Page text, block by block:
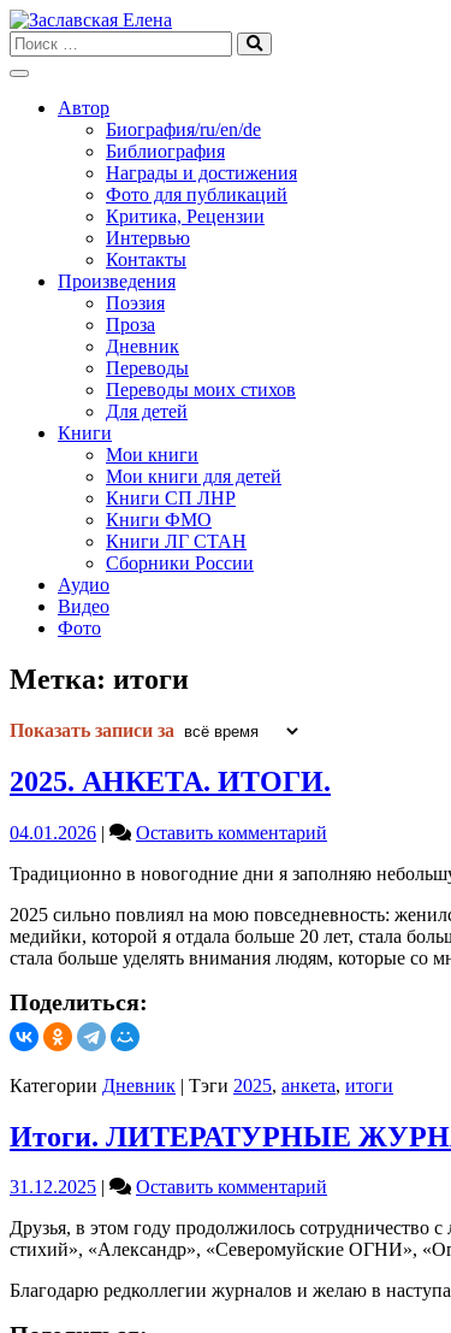
Skip
to
content
Автор
Биография/ru/en/de
Библиография
Награды и достижения
Фото для публикаций
Критика, Рецензии
Интервью
Контакты
Произведения
Поэзия
Проза
Дневник
Переводы
Переводы моих стихов
Для детей
Книги
Мои книги
Мои книги для детей
Книги СП ЛНР
Книги ФМО
Книги ЛГ СТАН
Сборники России
Аудио
Видео
Фото
Метка: итоги
Показать записи за
2025. АНКЕТА. ИТОГИ.
04.01.2026 | Оставить комментарий
АНКЕТА.
Традиционно в новогодние дни я заполняю
2025 сильно повлиял на мою повседневность:
медийки, которой я отдала больше 20 лет, стала
стала больше уделять внимания людям, которые
Поделиться:
Категории Дневник | Тэги 2025, анкета, итоги
Итоги. ЛИТЕРАТУРНЫЕ
31.12.2025 | Оставить комментарий
ЖУРНАЛЫ.
Друзья, в этом году продолжилось сотрудничество
стихий», «Александр», «Северомуйские ОГНИ»,
Благодарю редколлегии журналов и желаю в